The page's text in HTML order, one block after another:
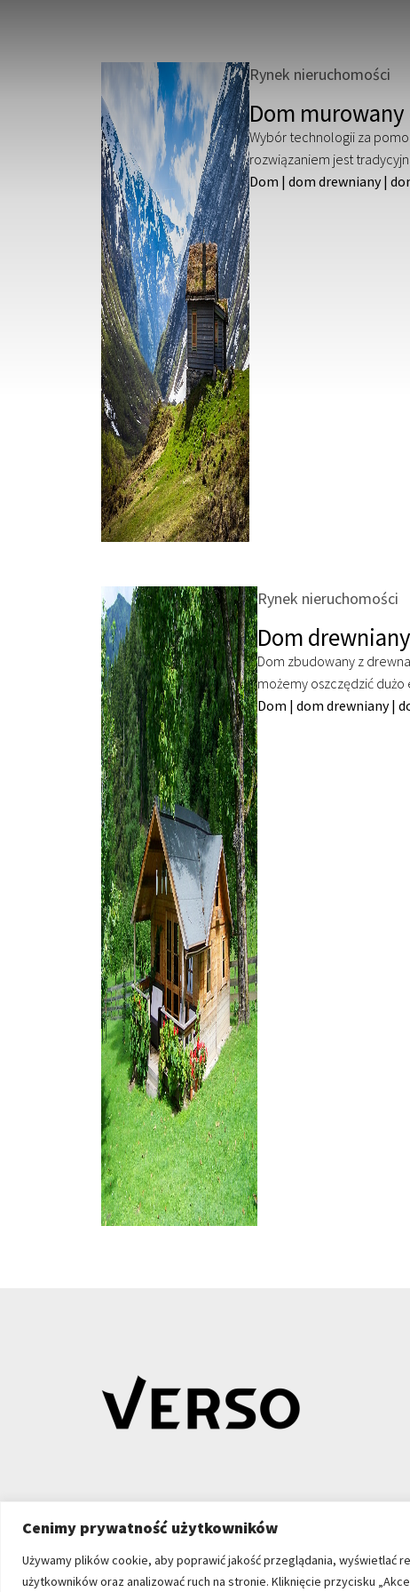
Cenimy prywatność użytkowników
Używamy plików cookie, aby poprawić jakość przeglądania, wyświetlać
użytkowników oraz analizować ruch na stronie. Kliknięcie przycisku
Rynek nieruchomości
Dom
Wybór technologii za
rozwiązaniem jest
Dom | dom drewniany|
Rynek nieruchomości
Dom
Dom zbudowany z
możemy oszczędzić
Dom | dom drewniany|